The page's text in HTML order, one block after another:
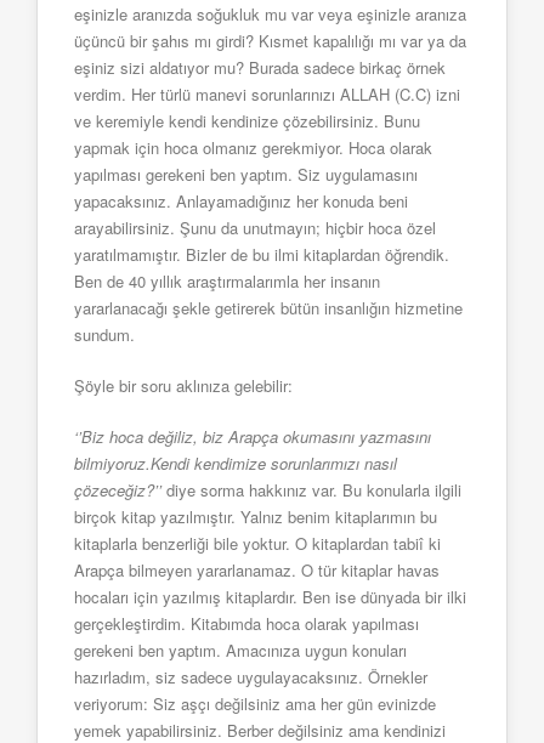
eşinizle aranızda soğukluk mu var veya eşinizle aranıza
üçüncü bir şahıs mı girdi? Kısmet kapalılığı mı var ya da
eşiniz sizi aldatıyor mu? Burada sadece birkaç örnek
verdim. Her türlü manevi sorunlarınızı ALLAH (C.C) izni
ve keremiyle kendi kendinize çözebilirsiniz. Bunu
yapmak için hoca olmanız gerekmiyor. Hoca olarak
yapılması gerekeni ben yaptım. Siz uygulamasını
yapacaksınız. Anlayamadığınız her konuda beni
arayabilirsiniz. Şunu da unutmayın; hiçbir hoca özel
yaratılmamıştır. Bizler de bu ilmi kitaplardan öğrendik.
Ben de 40 yıllık araştırmalarımla her insanın
yararlanacağı şekle getirerek bütün insanlığın hizmetine
sundum.
Şöyle bir soru aklınıza gelebilir:
‘’Biz hoca değiliz, biz Arapça okumasını yazmasını
bilmiyoruz.Kendi kendimize sorunlarımızı nasıl
çözeceğiz?’’diye sorma hakkınız var. Bu konularla ilgili
birçok kitap yazılmıştır. Yalnız benim kitaplarımın bu
kitaplarla benzerliği bile yoktur. O kitaplardan tabiî ki
Arapça bilmeyen yararlanamaz. O tür kitaplar havas
hocaları için yazılmış kitaplardır. Ben ise dünyada bir ilki
gerçekleştirdim. Kitabımda hoca olarak yapılması
gerekeni ben yaptım. Amacınıza uygun konuları
hazırladım, siz sadece uygulayacaksınız. Örnekler
veriyorum: Siz aşçı değilsiniz ama her gün evinizde
yemek yapabilirsiniz. Berber değilsiniz ama kendinizi